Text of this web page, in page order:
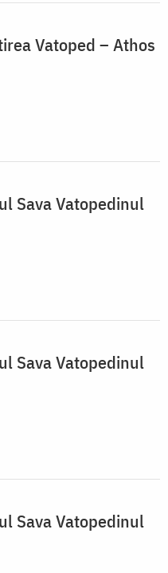
Vatoped – Athos
Sava Vatopedinul
Sava Vatopedinul
Sava Vatopedinul